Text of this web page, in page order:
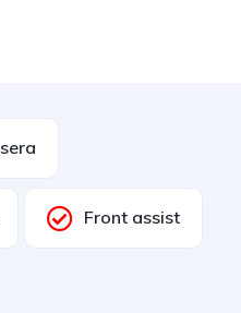
Front assist